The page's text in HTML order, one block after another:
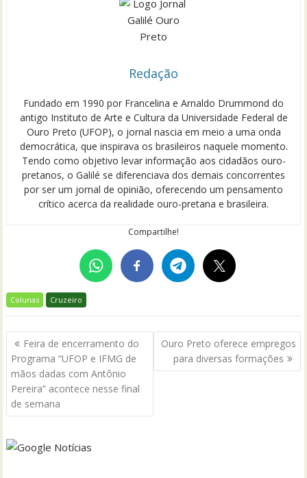
Redação
Fundado em 1990 por Francelina e Arnaldo Drummond do
antigo Instituto de Arte e Cultura da Universidade Federal de
Ouro Preto (UFOP), o jornal nascia em meio a uma onda
democrática, que inspirava os brasileiros naquele momento.
Tendo como objetivo levar informação aos cidadãos ouro-
pretanos, o Galilé se diferenciava dos demais concorrentes
por ser um jornal de opinião, oferecendo um pensamento
crítico acerca da realidade ouro-pretana e brasileira.
Compartilhe!
Colunas Cruzeiro
Navegação
de
Post
Feira de encerramento do
Programa “UFOP e IFMG de
mãos dadas com Antônio
Pereira” acontece nesse final
de semana
Ouro Preto oferece empregos
para diversas formações